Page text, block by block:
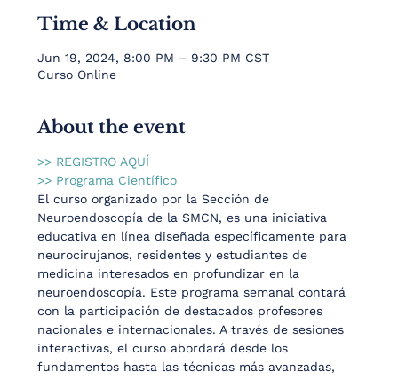
Time & Location
Jun 19, 2024, 8:00 PM – 9:30 PM CST
Curso Online
About the event
>> REGISTRO AQUÍ
>> Programa Científico
El curso organizado por la Sección de
Neuroendoscopía de la SMCN, es una iniciativa
educativa en línea diseñada específicamente para
neurocirujanos, residentes y estudiantes de
medicina interesados en profundizar en la
neuroendoscopía. Este programa semanal contará
con la participación de destacados profesores
nacionales e internacionales. A través de sesiones
interactivas, el curso abordará desde los
fundamentos hasta las técnicas más avanzadas,